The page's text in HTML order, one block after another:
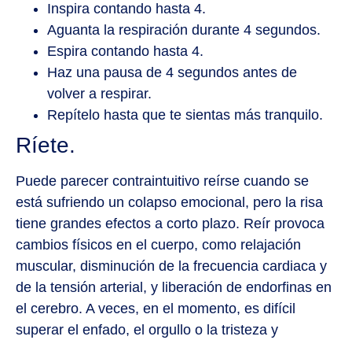
Inspira contando hasta 4.
Aguanta la respiración durante 4 segundos.
Espira contando hasta 4.
Haz una pausa de 4 segundos antes de
volver a respirar.
Repítelo hasta que te sientas más tranquilo.
Ríete.
Puede parecer contraintuitivo reírse cuando se
está sufriendo un colapso emocional, pero la risa
tiene grandes efectos a corto plazo. Reír provoca
cambios físicos en el cuerpo, como relajación
muscular, disminución de la frecuencia cardiaca y
de la tensión arterial, y liberación de endorfinas en
el cerebro. A veces, en el momento, es difícil
superar el enfado, el orgullo o la tristeza y